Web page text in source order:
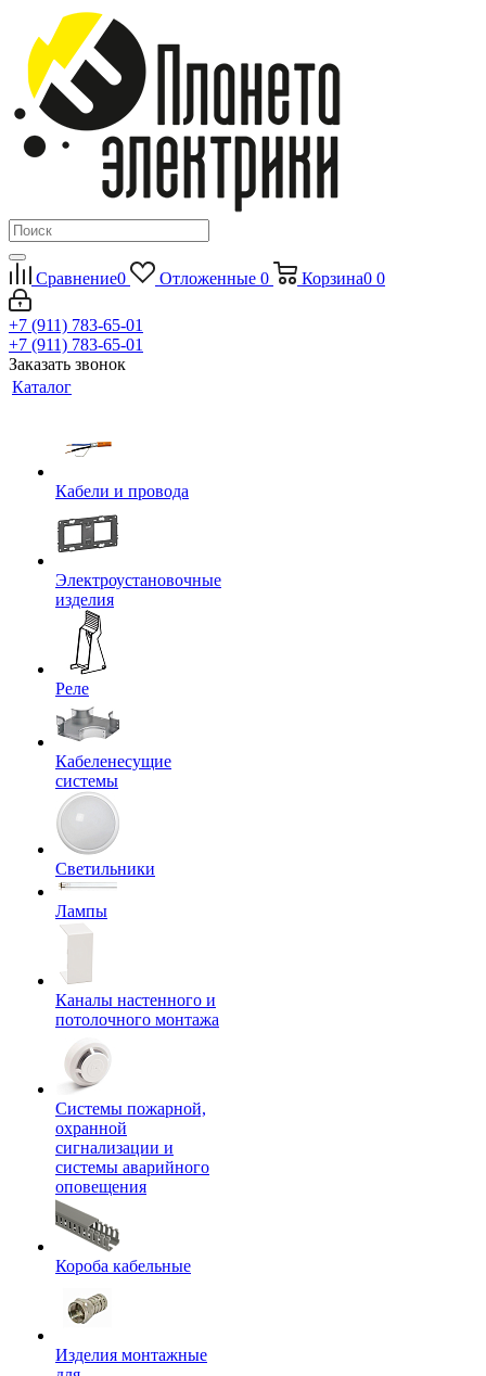
Сравнение0 Отложенные 0 Корзина0 0
+7 (911) 783-65-01
+7 (911) 783-65-01
Заказать звонок
Каталог
Кабели и провода
Электроустановочные
изделия
Реле
Кабеленесущие
системы
Светильники
Лампы
Каналы настенного и
потолочного монтажа
Системы пожарной,
охранной
сигнализации и
системы аварийного
оповещения
Короба кабельные
Изделия монтажные